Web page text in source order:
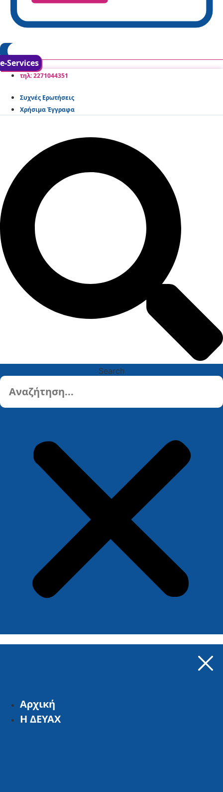
e-Services
τηλ: 2271044351
Συχνές Ερωτήσεις
Χρήσιμα Έγγραφα
Search
Αρχική
Η ΔΕΥΑΧ